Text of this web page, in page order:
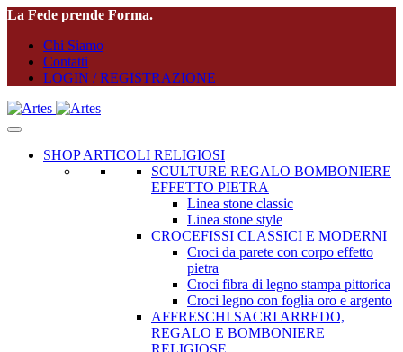
La Fede prende Forma.
Chi Siamo
Contatti
LOGIN / REGISTRAZIONE
SHOP ARTICOLI RELIGIOSI
SCULTURE REGALO BOMBONIERE
EFFETTO PIETRA
Linea stone classic
Linea stone style
CROCEFISSI CLASSICI E MODERNI
Croci da parete con corpo effetto
pietra
Croci fibra di legno stampa pittorica
Croci legno con foglia oro e argento
AFFRESCHI SACRI ARREDO,
REGALO E BOMBONIERE
RELIGIOSE